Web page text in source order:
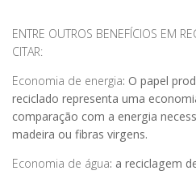
ENTRE OUTROS BENEFÍCIOS EM
CITAR:
Economia de energia: O papel
reciclado representa uma
comparação com a energia
madeira ou fibras virgens.
Economia de água: a reciclagem